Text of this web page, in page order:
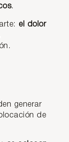
.
el dolor
generar
de